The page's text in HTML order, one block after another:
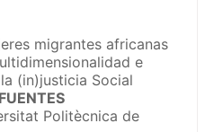
migrantes africanas
e
(in)justicia Social
Politècnica de